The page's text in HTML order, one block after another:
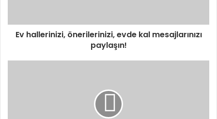
Ev hallerinizi, önerilerinizi, evde kal mesajlarınızı
paylaşın!